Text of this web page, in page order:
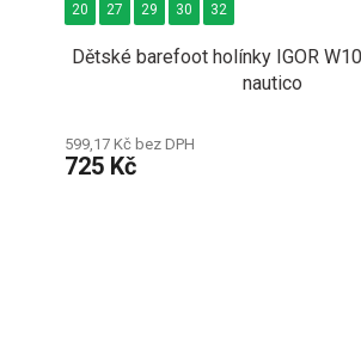
Dětské barefoot holínky IGOR
nautico
599,17 Kč bez DPH
725 Kč
20 27 29 30 32